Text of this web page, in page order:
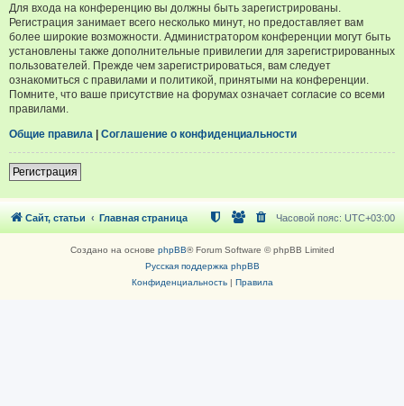
Для входа на конференцию вы должны быть зарегистрированы.
Регистрация занимает всего несколько минут, но предоставляет вам
более широкие возможности. Администратором конференции могут быть
установлены также дополнительные привилегии для зарегистрированных
пользователей. Прежде чем зарегистрироваться, вам следует
ознакомиться с правилами и политикой, принятыми на конференции.
Помните, что ваше присутствие на форумах означает согласие со всеми
правилами.
Общие правила | Соглашение о конфиденциальности
Регистрация
Сайт, статьи Главная страница Часовой пояс: UTC+03:00
Создано на основе phpBB® Forum Software © phpBB Limited
Русская поддержка phpBB
Конфиденциальность| Правила